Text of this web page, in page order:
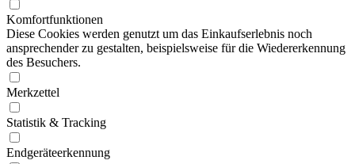
Komfortfunktionen
Diese Cookies werden genutzt um das Einkaufserlebnis noch
ansprechender zu gestalten, beispielsweise für die Wiedererkennung
des Besuchers.
Merkzettel
Statistik & Tracking
Endgeräteerkennung